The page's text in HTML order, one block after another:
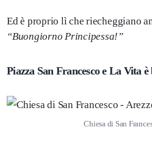
Ed è proprio lì che riecheggiano
“Buongiorno Principessa!”
Piazza San Francesco e La Vita è
Chiesa di San